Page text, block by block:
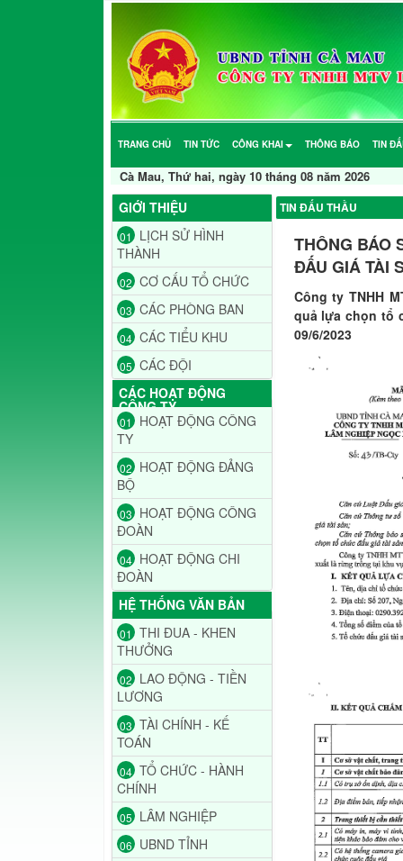
TRANG CHỦ TIN TỨC CÔNG KHAI THÔNG BÁO TIN
Cà Mau, Thứ hai, ngày 10 tháng 08 năm 2026
GIỚI THIỆU
01
LỊCH SỬ HÌNH
THÀNH
02 CƠ CẤU TỔ CHỨC
03 CÁC PHÒNG BAN
04 CÁC TIỂU KHU
05 CÁC ĐỘI
CÁC HOẠT ĐỘNG
CÔNG TY
01
HOẠT ĐỘNG CÔNG
TY
02 HOẠT ĐỘNG ĐẢNG
BỘ
03 HOẠT ĐỘNG CÔNG
ĐOÀN
04 HOẠT ĐỘNG CHI
ĐOÀN
HỆ THỐNG VĂN BẢN
01 THI ĐUA - KHEN
THƯỞNG
02 LAO ĐỘNG - TIỀN
LƯƠNG
03 TÀI CHÍNH - KẾ
TOÁN
04 TỔ CHỨC - HÀNH
CHÍNH
05 LÂM NGHIỆP
06 UBND TỈNH
TIN ĐẤU THẦU
THÔNG BÁO
ĐẤU GIÁ TÀI
Công ty TNHH
quả lựa chọn tổ
09/6/2023